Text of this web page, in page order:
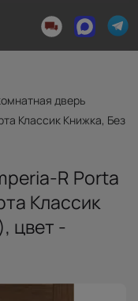
дверь
Классик Книжка, Без
R Porta
Классик
цвет -